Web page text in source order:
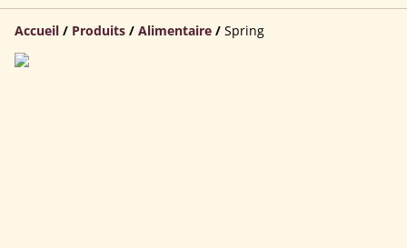
Accueil / Produits / Alimentaire / Spring